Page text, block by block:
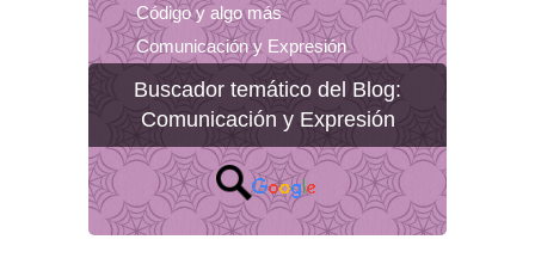
Código y algo más
Comunicación y Expresión
Buscador temático del Blog:
Comunicación y Expresión